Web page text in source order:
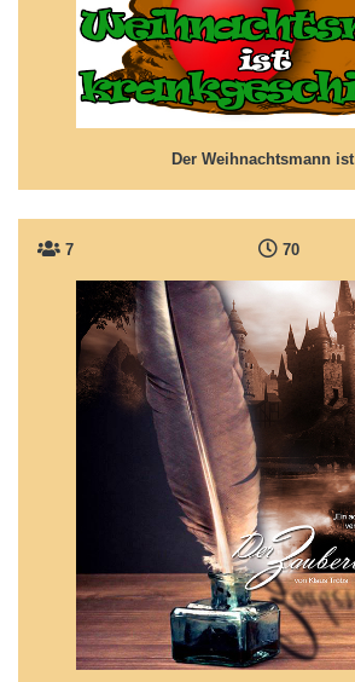
Der Weihnachtsmann
7 70
Der
Zauberei mit